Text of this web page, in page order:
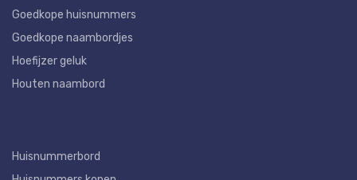
Goedkope huisnummers
Goedkope naambordjes
Hoefijzer geluk
Houten naambord
Huisnummerbord